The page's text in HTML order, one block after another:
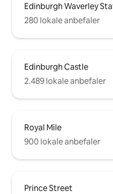
Edinburgh Waverley
280 lokale anbefaler
Edinburgh Castle
2.489 lokale anbefaler
Royal Mile
900 lokale anbefaler
Prince Street